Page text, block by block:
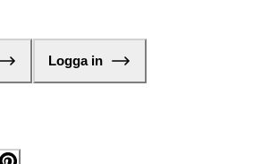
Logga in